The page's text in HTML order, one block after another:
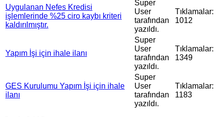
Uygulanan Nefes Kredisi
işlemlerinde %25 ciro kaybı kriteri
kaldırılmıştır.
Super
User
tarafından
yazıldı.
Tıklamalar:
1012
Yapım İşi için ihale ilanı
Super
User
tarafından
yazıldı.
Tıklamalar:
1349
GES Kurulumu Yapım İşi için ihale
ilanı
Super
User
tarafından
yazıldı.
Tıklamalar:
1183